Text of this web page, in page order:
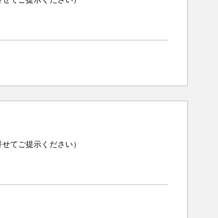
てご提示ください）